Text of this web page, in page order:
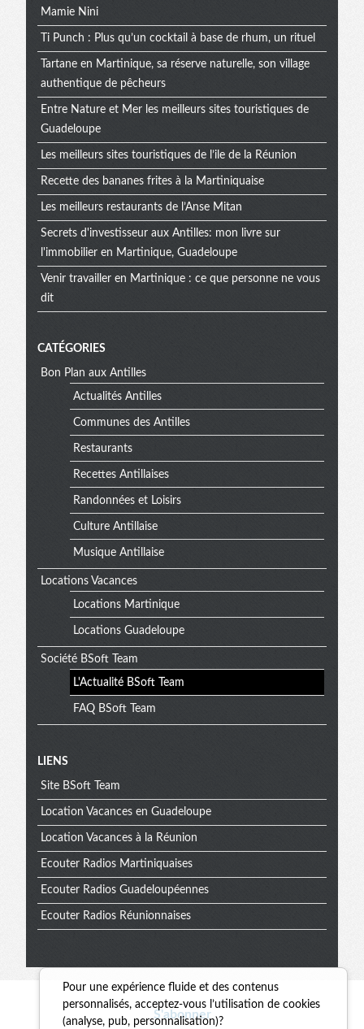
Mamie Nini
Ti Punch : Plus qu’un cocktail à base de rhum, un rituel
Tartane en Martinique, sa réserve naturelle, son village
authentique de pêcheurs
Entre Nature et Mer les meilleurs sites touristiques de
Guadeloupe
Les meilleurs sites touristiques de l’ile de la Réunion
Recette des bananes frites à la Martiniquaise
Les meilleurs restaurants de l’Anse Mitan
Secrets d'investisseur aux Antilles: mon livre sur
l'immobilier en Martinique, Guadeloupe
Venir travailler en Martinique : ce que personne ne vous
dit
CATÉGORIES
Bon Plan aux Antilles
Actualités Antilles
Communes des Antilles
Restaurants
Recettes Antillaises
Randonnées et Loisirs
Culture Antillaise
Musique Antillaise
Locations Vacances
Locations Martinique
Locations Guadeloupe
Société BSoft Team
L'Actualité BSoft Team
FAQ BSoft Team
Menu
extra
LIENS
Site BSoft Team
Location Vacances en Guadeloupe
Location Vacances à la Réunion
Ecouter Radios Martiniquaises
Ecouter Radios Guadeloupéennes
Ecouter Radios Réunionnaises
S'abonner
Pour une expérience fluide et des contenus
personnalisés, acceptez-vous l’utilisation de cookies
(analyse, pub, personnalisation)?